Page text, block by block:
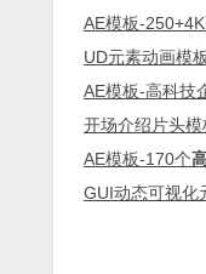
AE模板-
UD元素动画模板
AE模板-高科技
开场介绍片头模
AE模板-170个
GUI动态可视化